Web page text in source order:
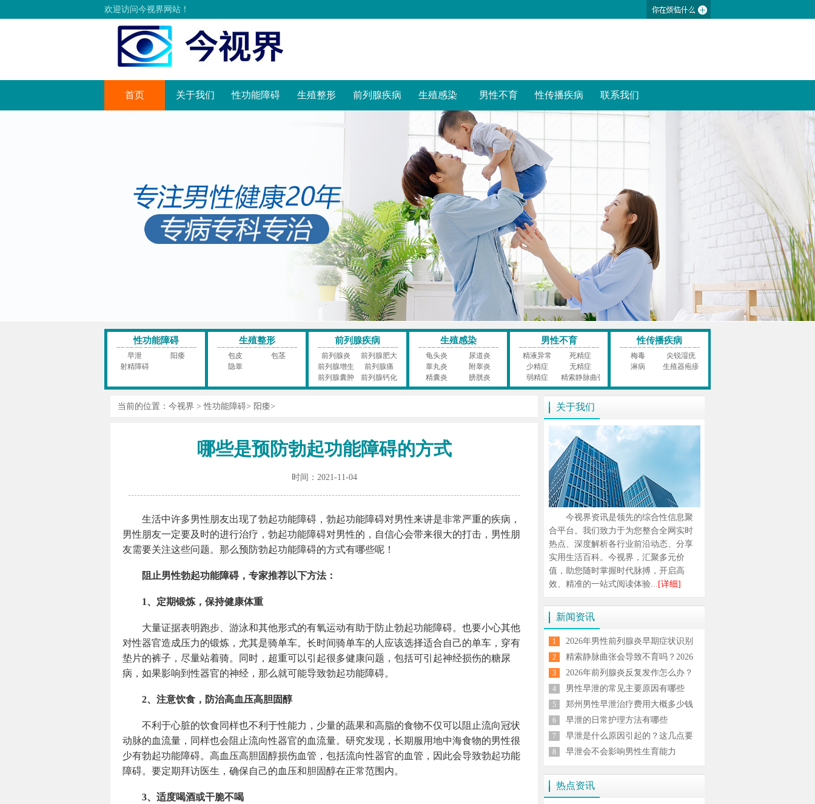
欢迎访问今视界网站！
首页 关于我们 性功能障碍 生殖整形 前列腺疾病 生殖感染 男性不育 性传播疾病 联系我们
性功能障碍
早泄
阳痿
射精障碍
生殖整形
包皮
包茎
隐睾
前列腺疾病
前列腺炎
前列腺肥大
前列腺增生
前列腺痛
前列腺囊肿
前列腺钙化
生殖感染
龟头炎
尿道炎
睾丸炎
附睾炎
精囊炎
膀胱炎
男性不育
精液异常
死精症
少精症
无精症
弱精症
精索静脉曲张
性传播疾病
梅毒
尖锐湿疣
淋病
生殖器疱疹
当前的位置： 今视界 >性功能障碍> 阳痿>
哪些是预防勃起功能障碍的方式
时间：2021-11-04
生活中许多男性朋友出现了勃起功能障碍，勃起功能障碍对男性来讲是非常严重的疾病，
男性朋友一定要及时的进行治疗，勃起功能障碍对男性的，自信心会带来很大的打击，男性朋
友需要关注这些问题。那么预防勃起功能障碍的方式有哪些呢！
阻止男性勃起功能障碍，专家推荐以下方法：
1、定期锻炼，保持健康体重
大量证据表明跑步、游泳和其他形式的有氧运动有助于防止勃起功能障碍。也要小心其他
对性器官造成压力的锻炼，尤其是骑单车。长时间骑单车的人应该选择适合自己的单车，穿有
垫片的裤子，尽量站着骑。同时，超重可以引起很多健康问题，包括可引起神经损伤的糖尿
病，如果影响到性器官的神经，那么就可能导致勃起功能障碍。
2、注意饮食，防治高血压高胆固醇
不利于心脏的饮食同样也不利于性能力，少量的蔬果和高脂的食物不仅可以阻止流向冠状
动脉的血流量，同样也会阻止流向性器官的血流量。研究发现，长期服用地中海食物的男性很
少有勃起功能障碍。高血压高胆固醇损伤血管，包括流向性器官的血管，因此会导致勃起功能
障碍。要定期拜访医生，确保自己的血压和胆固醇在正常范围内。
3、适度喝酒或干脆不喝
关于我们
今视界资讯是领先的综合性信息聚
合平台。我们致力于为您整合全网实时
热点、深度解析各行业前沿动态、分享
实用生活百科。今视界，汇聚多元价
值，助您随时掌握时代脉搏，开启高
效、精准的一站式阅读体验... [详细]
新闻资讯
1
2026年男性前列腺炎早期症状识别
与规范治疗方法全解析
2
精索静脉曲张会导致不育吗？2026
男科专家解析症状与治疗方案
3
2026年前列腺炎反复发作怎么办？
科学治疗与日常调理全攻略
4 男性早泄的常见主要原因有哪些
5 郑州男性早泄治疗费用大概多少钱
6 早泄的日常护理方法有哪些
7
早泄是什么原因引起的？这几点要
注意
8 早泄会不会影响男性生育能力
热点资讯